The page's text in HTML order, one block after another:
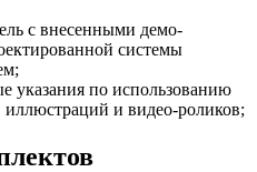
с внесенными демо-
системы
указания по использованию
иллюстраций и видео-роликов;